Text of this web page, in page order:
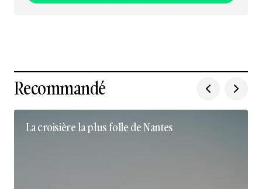
Recommandé
La croisière la plus folle de Nantes